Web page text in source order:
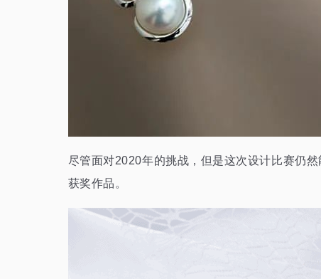
尽管面对2020年的挑战，但是这次设计比赛仍
获奖作品。